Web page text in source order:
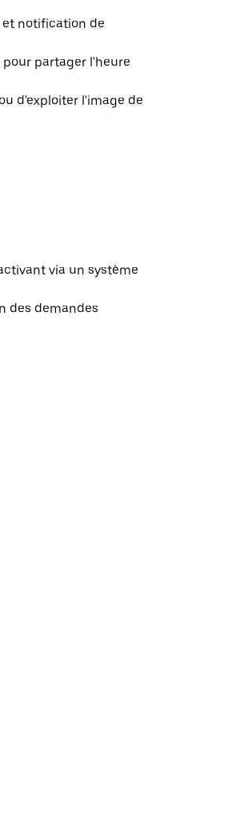
notification de
partager l'heure
d'exploiter l'image de
via un système
des demandes